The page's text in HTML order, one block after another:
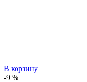
В корзину
-9 %